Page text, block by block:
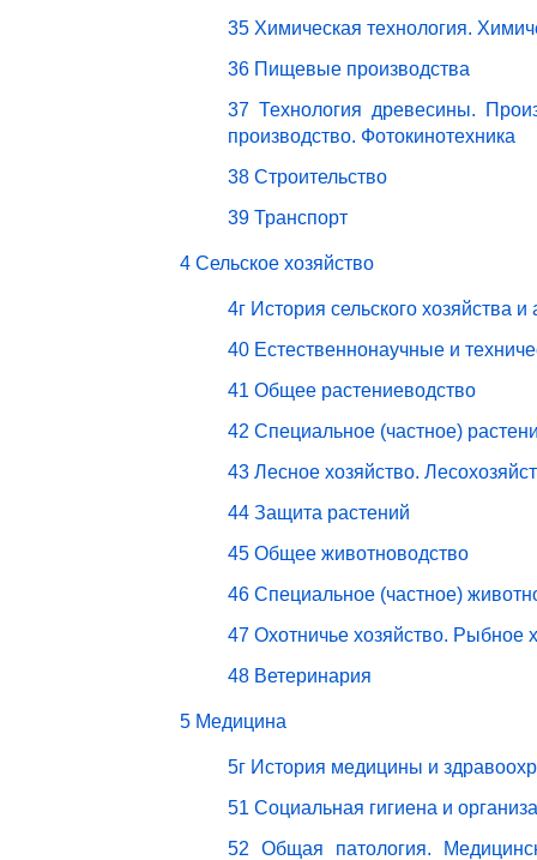
35 Химическая технология.
36 Пищевые производства
37 Технология древесины.
производство. Фотокинотехника
38 Строительство
39 Транспорт
4 Сельское хозяйство
4г История сельского хозяйства
40 Естественнонаучные и
41 Общее растениеводство
42 Специальное (частное)
43 Лесное хозяйство.
44 Защита растений
45 Общее животноводство
46 Специальное (частное)
47 Охотничье хозяйство. Рыбное
48 Ветеринария
5 Медицина
5г История медицины и
51 Социальная гигиена и
52 Общая патология.